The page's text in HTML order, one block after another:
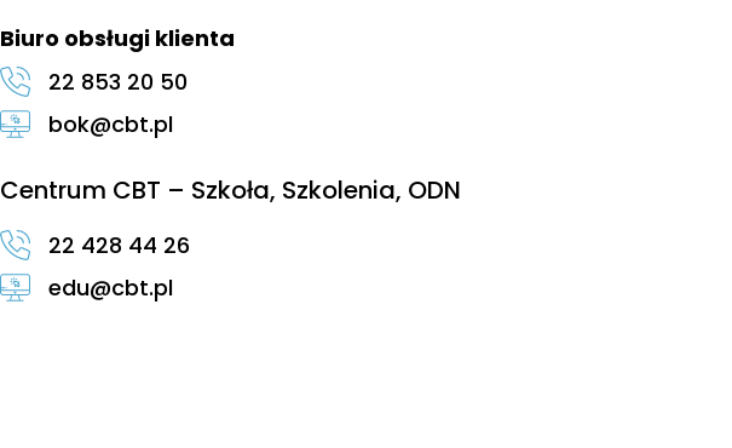
Biuro obsługi klienta
22 853 20 50
bok@cbt.pl
Centrum CBT – Szkoła, Szkolenia, ODN
22 428 44 26
edu@cbt.pl